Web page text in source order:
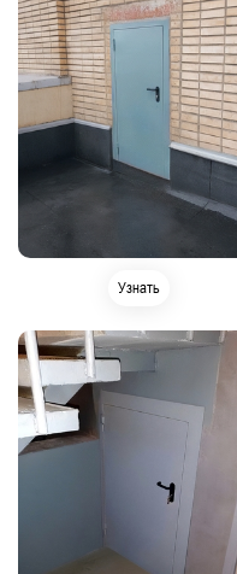
Узнать